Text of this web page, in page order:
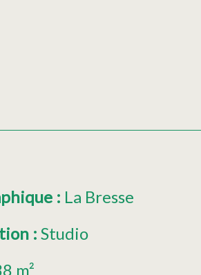
: La Bresse
: Studio
m²